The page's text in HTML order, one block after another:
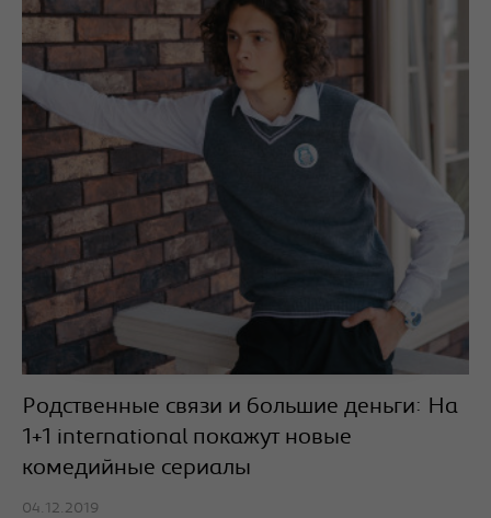
Родственные связи и большие деньги: На
1+1 international покажут новые
комедийные сериалы
04.12.2019